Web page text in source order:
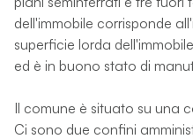
dell'immobile corrisponde
superficie lorda
ed è in buono stato di
Il comune è situato su una
Ci sono due confini